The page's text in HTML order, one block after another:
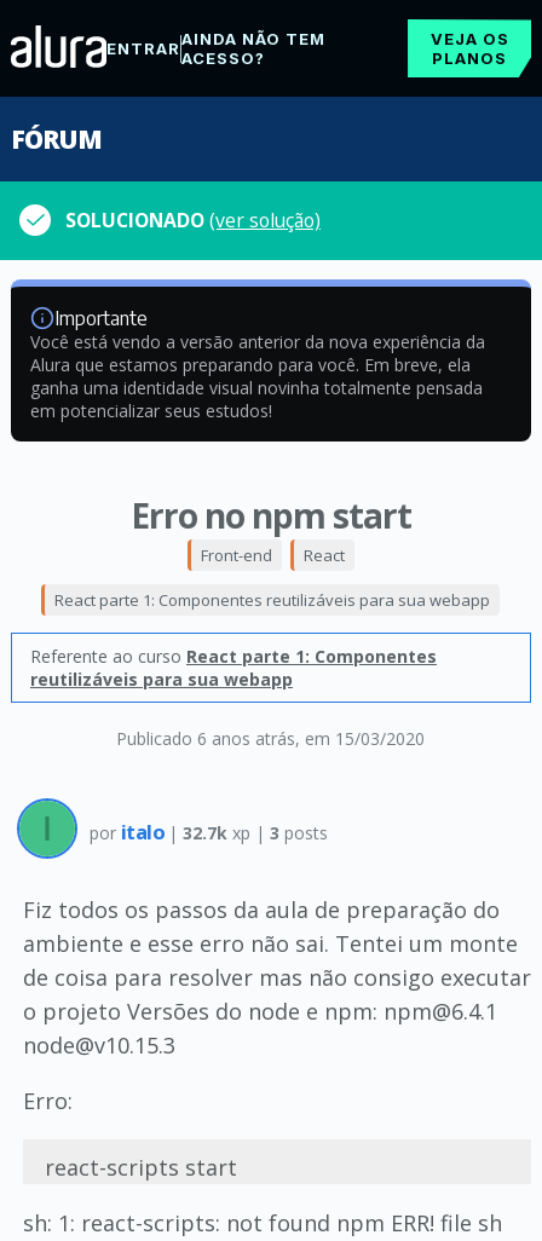
ENTRARAINDA NÃO TEM
ACESSO?
VEJA OS
PLANOS
FÓRUM
SOLUCIONADO(ver solução)
Importante
Você está vendo a versão anterior da nova experiência da
Alura que estamos preparando para você. Em breve, ela
ganha uma identidade visual novinha totalmente pensada
em potencializar seus estudos!
Erro no npm start
Publicado 6 anos atrás, em 15/03/2020
Front-end React
React parte 1: Componentes reutilizáveis para sua webapp
Referente ao curso React parte 1: Componentes
reutilizáveis para sua webapp
por italo |32.7k xp |3 posts
Fiz todos os passos da aula de preparação do
ambiente e esse erro não sai. Tentei um monte
de coisa para resolver mas não consigo executar
o projeto Versões do node e npm: npm@6.4.1
node@v10.15.3
Erro:
react-scripts start
sh: 1: react-scripts: not found npm ERR! file sh